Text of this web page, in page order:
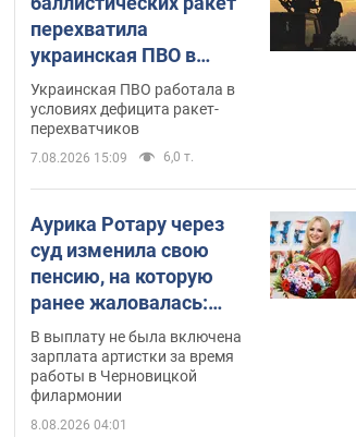
перехватила
украинская ПВО в
июле: в Минобороны
назвали цифру
Украинская ПВО работала в
условиях дефицита ракет-
перехватчиков
7.08.2026 15:09 6,0 т.
Аурика Ротару через
суд изменила свою
пенсию, на которую
ранее жаловалась:
сколько получала
певица
В выплату не была включена
зарплата артистки за время
работы в Черновицкой
филармонии
8.08.2026 04:01